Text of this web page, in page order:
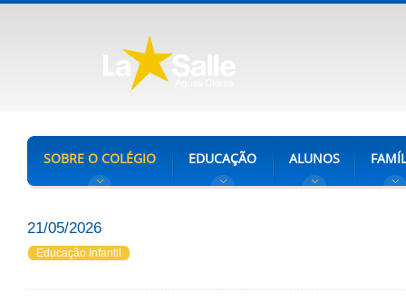
SOBRE O COLÉGIO EDUCAÇÃO ALUNOS
21/05/2026
Educação Infantil